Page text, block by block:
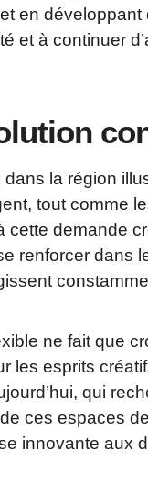
en
et à continuer
la région
tout comme
demande
renforcer dans
ne fait que
les esprits
qui
ces espaces
innovante aux